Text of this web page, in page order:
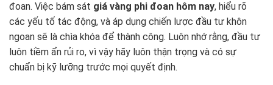
đoan. Việc bám sát giá vàng phi đoan hôm nay, hiểu rõ
các yếu tố tác động, và áp dụng chiến lược đầu tư khôn
ngoan sẽ là chìa khóa để thành công. Luôn nhớ rằng, đầu tư
luôn tiềm ẩn rủi ro, vì vậy hãy luôn thận trọng và có sự
chuẩn bị kỹ lưỡng trước mọi quyết định.